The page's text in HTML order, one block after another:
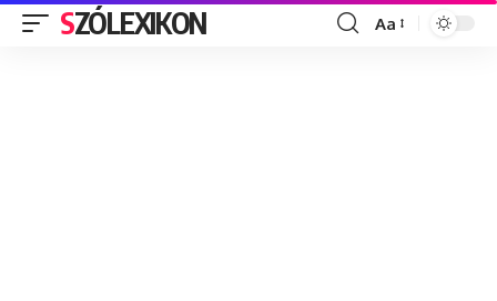
SZÓLEXIKON
Font
Aa